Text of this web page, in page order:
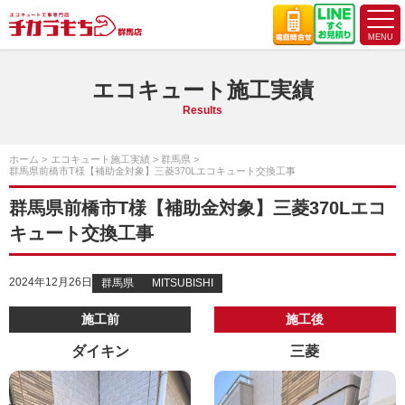
エコキュート施工実績
Results
ホーム エコキュート施工実績
群馬県
群馬県前橋市T様【補助金対象】三菱370Lエコキュート交換工事
群馬県前橋市T様【補助金対象】三菱370Lエコ
キュート交換工事
2024年12月26日 群馬県 MITSUBISHI
施工前
ダイキン
施工後
三菱